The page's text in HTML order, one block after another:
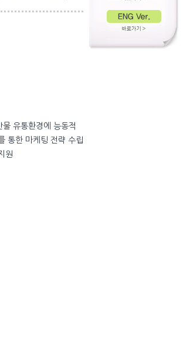
유통환경에 능동적
통한 마케팅 전략 수립
원